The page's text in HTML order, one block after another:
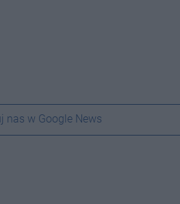
nas w Google News